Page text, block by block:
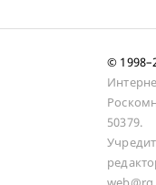
©
50379.